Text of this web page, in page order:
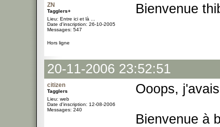
ZN
Tagglers+
Lieu: Entre ici et là ...
Date d'inscription: 26-10-2005
Messages: 547
Bienvenue
Hors ligne
20-11-2006 23:52:51
citizen
Tagglers
Lieu: web
Date d'inscription: 12-08-2006
Messages: 240
Ooops,
Bienvenue à